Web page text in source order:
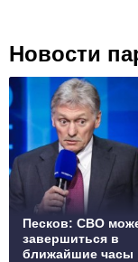
Новости
Песков: СВО
завершиться в
ближайшие часы